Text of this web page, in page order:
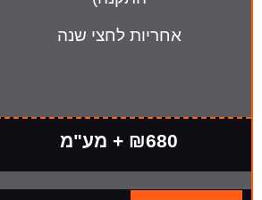
אחריות לחצי שנה
₪680 + מע"מ